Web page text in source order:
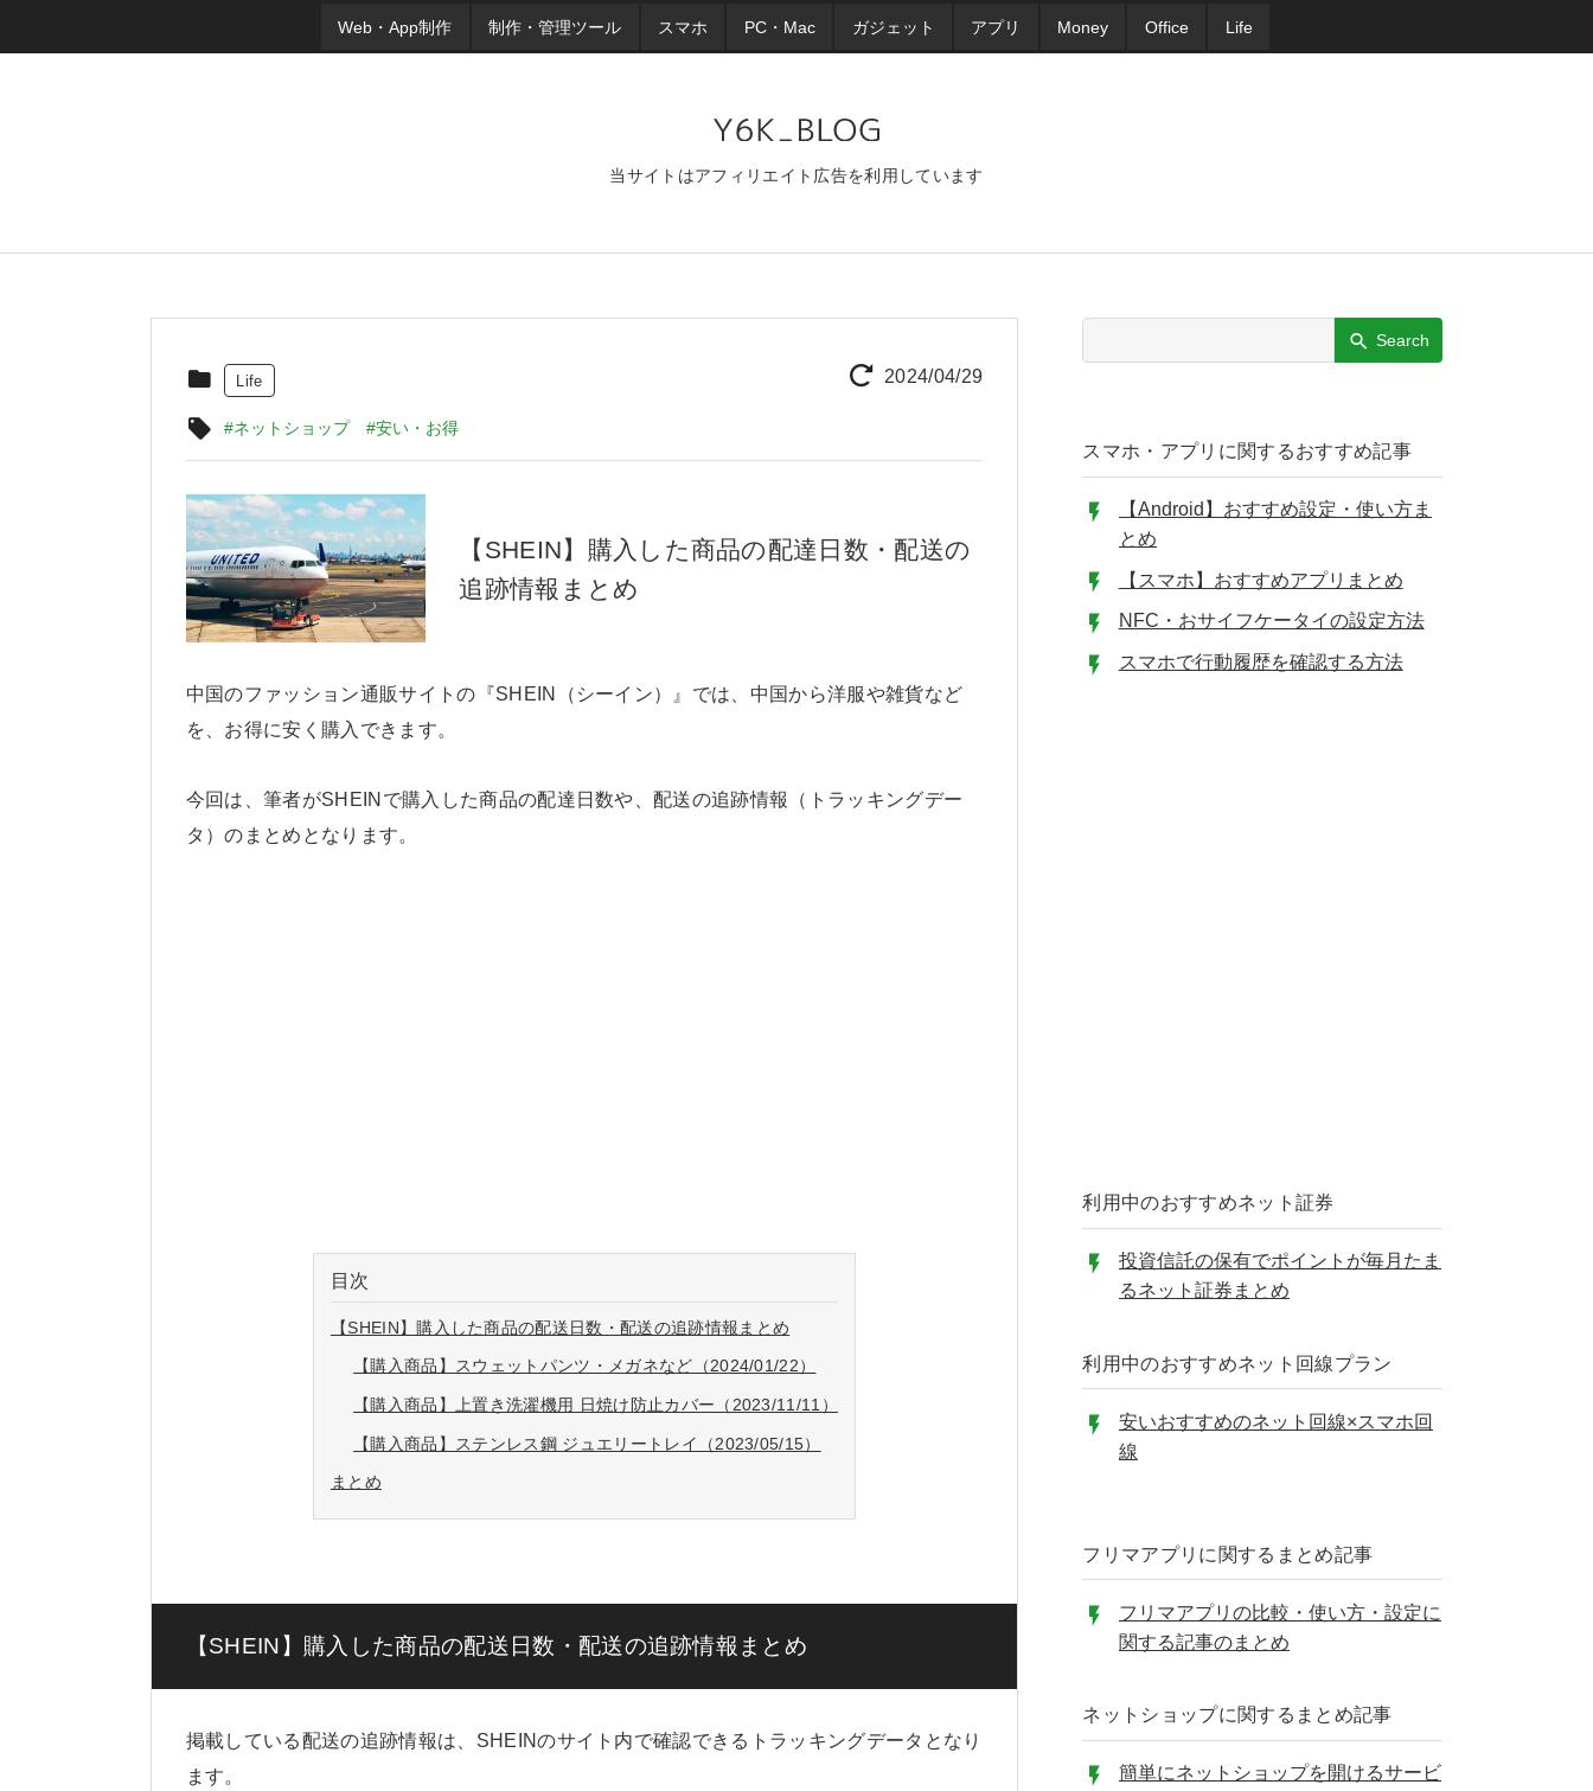
Web・App制作 制作・管理ツール スマホ PC・Mac ガジェット アプリ Money Office Life
当サイトはアフィリエイト広告を利用しています
2024/04/29
Life
#ネットショップ #安い・お得
【SHEIN】購入した商品の配達日数・配送の
追跡情報まとめ
中国のファッション通販サイトの『SHEIN（シーイン）』では、中国から洋服や雑貨など
を、お得に安く購入できます。
今回は、筆者がSHEINで購入した商品の配達日数や、配送の追跡情報（トラッキングデー
タ）のまとめとなります。
目次
【SHEIN】購入した商品の配送日数・配送の追跡情報まとめ
【購入商品】スウェットパンツ・メガネなど（2024/01/22）
【購入商品】上置き洗濯機用 日焼け防止カバー（2023/11/11）
【購入商品】ステンレス鋼 ジュエリートレイ（2023/05/15）
まとめ
【SHEIN】購入した商品の配送日数・配送の追跡情報まとめ
掲載している配送の追跡情報は、SHEINのサイト内で確認できるトラッキングデータとなり
ます。
Search
スマホ・アプリに関するおすすめ記事
【Android】おすすめ設定・使い方ま
とめ
【スマホ】おすすめアプリまとめ
NFC・おサイフケータイの設定方法
スマホで行動履歴を確認する方法
利用中のおすすめネット証券
投資信託の保有でポイントが毎月たま
るネット証券まとめ
利用中のおすすめネット回線プラン
安いおすすめのネット回線×スマホ回
線
フリマアプリに関するまとめ記事
フリマアプリの比較・使い方・設定に
関する記事のまとめ
ネットショップに関するまとめ記事
簡単にネットショップを開けるサービ